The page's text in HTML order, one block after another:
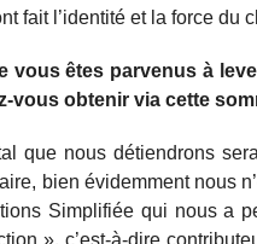
fait l’identité et la force du
vous êtes parvenus à
vous obtenir via cette
que nous détiendrons
bien évidemment nous
Simplifiée qui nous a
», c’est-à-dire